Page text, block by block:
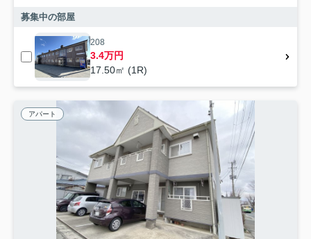
募集中の部屋
208
3.4万円
17.50㎡ (1R)
アパート